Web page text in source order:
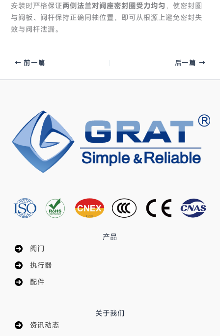
安装时严格保证两侧法兰对阀座密封圈受力均匀 ，使密封圈
与阀板、阀杆保持正确同轴位置，即可从根源上避免密封失
效与阀杆泄漏。
前一篇 后一篇
产品
阀门
执行器
配件
关于我们
资讯动态